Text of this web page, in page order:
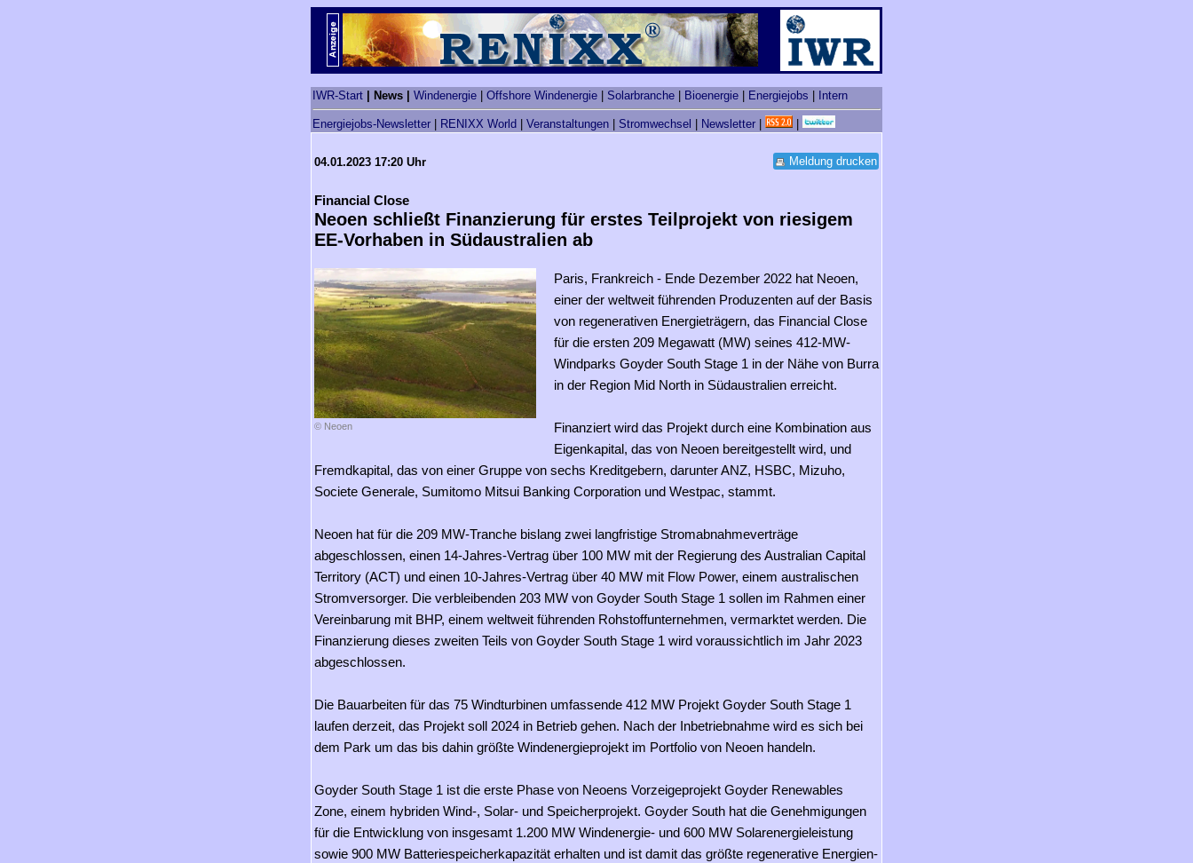
IWR-Start | News | Windenergie Offshore Windenergie Solarbranche Bioenergie Energiejobs Intern
Energiejobs-Newsletter RENIXX World Veranstaltungen Stromwechsel Newsletter
Meldung drucken
04.01.2023 17:20 Uhr
Financial Close
Neoen schließt Finanzierung für erstes Teilprojekt von riesigem
EE-Vorhaben in Südaustralien ab
© Neoen
Paris, Frankreich - Ende Dezember 2022 hat Neoen,
einer der weltweit führenden Produzenten auf der Basis
von regenerativen Energieträgern, das Financial Close
für die ersten 209 Megawatt (MW) seines 412-MW-
Windparks Goyder South Stage 1 in der Nähe von Burra
in der Region Mid North in Südaustralien erreicht.
Finanziert wird das Projekt durch eine Kombination aus
Eigenkapital, das von Neoen bereitgestellt wird, und
Fremdkapital, das von einer Gruppe von sechs Kreditgebern, darunter ANZ, HSBC, Mizuho,
Societe Generale, Sumitomo Mitsui Banking Corporation und Westpac, stammt.
Neoen hat für die 209 MW-Tranche bislang zwei langfristige Stromabnahmeverträge
abgeschlossen, einen 14-Jahres-Vertrag über 100 MW mit der Regierung des Australian Capital
Territory (ACT) und einen 10-Jahres-Vertrag über 40 MW mit Flow Power, einem australischen
Stromversorger. Die verbleibenden 203 MW von Goyder South Stage 1 sollen im Rahmen einer
Vereinbarung mit BHP, einem weltweit führenden Rohstoffunternehmen, vermarktet werden. Die
Finanzierung dieses zweiten Teils von Goyder South Stage 1 wird voraussichtlich im Jahr 2023
abgeschlossen.
Die Bauarbeiten für das 75 Windturbinen umfassende 412 MW Projekt Goyder South Stage 1
laufen derzeit, das Projekt soll 2024 in Betrieb gehen. Nach der Inbetriebnahme wird es sich bei
dem Park um das bis dahin größte Windenergieprojekt im Portfolio von Neoen handeln.
Goyder South Stage 1 ist die erste Phase von Neoens Vorzeigeprojekt Goyder Renewables
Zone, einem hybriden Wind-, Solar- und Speicherprojekt. Goyder South hat die Genehmigungen
für die Entwicklung von insgesamt 1.200 MW Windenergie- und 600 MW Solarenergieleistung
sowie 900 MW Batteriespeicherkapazität erhalten und ist damit das größte regenerative Energien-